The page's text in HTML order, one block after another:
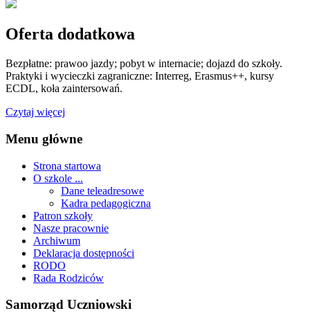
Oferta dodatkowa
Bezpłatne: prawoo jazdy; pobyt w internacie; dojazd do szkoły.
Praktyki i wycieczki zagraniczne: Interreg, Erasmus++, kursy
ECDL, koła zaintersowań.
Czytaj więcej
Menu główne
Strona startowa
O szkole ...
Dane teleadresowe
Kadra pedagogiczna
Patron szkoły
Nasze pracownie
Archiwum
Deklaracja dostępności
RODO
Rada Rodziców
Samorząd Uczniowski